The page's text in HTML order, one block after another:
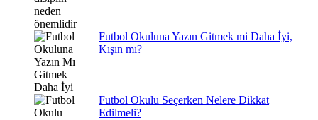
Futbol Okuluna Yazın Gitmek mi Daha İyi,
Kışın mı?
Futbol Okulu Seçerken Nelere Dikkat
Edilmeli?